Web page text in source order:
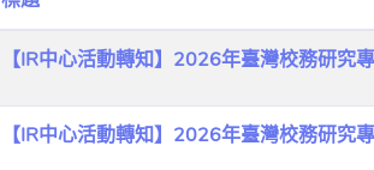
【IR中心活動轉知】2026年臺灣校務研
【IR中心活動轉知】2026年臺灣校務研